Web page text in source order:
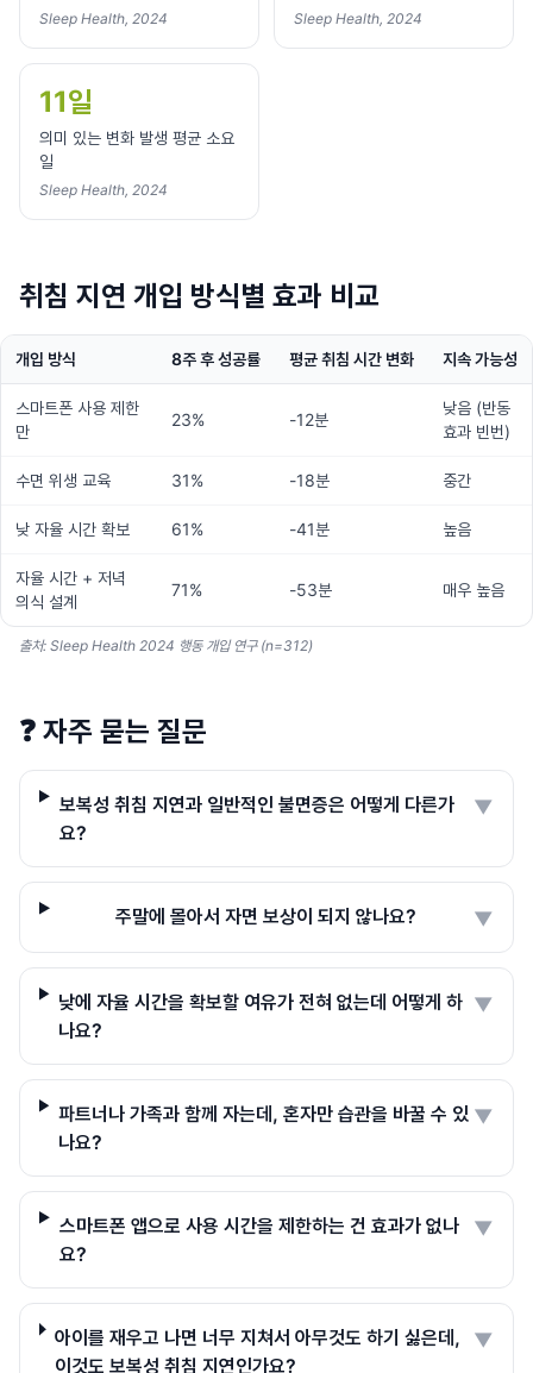
Sleep Health, 2024 Sleep Health, 2024
11일
의미 있는 변화 발생 평균 소요
일
Sleep Health, 2024
취침 지연 개입 방식별 효과 비교
개입 방식 8주 후 성공률 평균 취침 시간 변화 지속 가능성
스마트폰 사용 제한
만
23% -12분
낮음 (반동
효과 빈번)
수면 위생 교육 31% -18분 중간
낮 자율 시간 확보 61% -41분 높음
자율 시간 + 저녁
의식 설계
71% -53분 매우 높음
출처: Sleep Health 2024 행동 개입 연구 (n=312)
❓ 자주 묻는 질문
보복성 취침 지연과 일반적인 불면증은 어떻게 다른가
요?
▼
주말에 몰아서 자면 보상이 되지 않나요? ▼
낮에 자율 시간을 확보할 여유가 전혀 없는데 어떻게 하
나요?
▼
파트너나 가족과 함께 자는데, 혼자만 습관을 바꿀 수 있
나요?
▼
스마트폰 앱으로 사용 시간을 제한하는 건 효과가 없나
요?
▼
아이를 재우고 나면 너무 지쳐서 아무것도 하기 싫은데,
이것도 보복성 취침 지연인가요?
▼